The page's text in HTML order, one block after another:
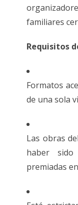
familiares
Requisitos
Formatos
de una sola
Las obras
haber sido
premiadas